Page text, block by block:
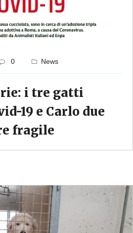
0 News
i tre gatti
19 e Carlo due
fragile